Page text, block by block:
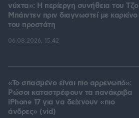
νύχτα»: Η περίεργη συνήθεια του Τζο
Μπάιντεν πριν διαγνωστεί με καρκίνο
του προστάτη
06.08.2026, 15:42
«Το σπασμένο είναι πιο αρρενωπό»:
Ρώσοι καταστρέφουν τα πανάκριβα
iPhone 17 για να δείχνουν «πιο
άνδρες» (vid)